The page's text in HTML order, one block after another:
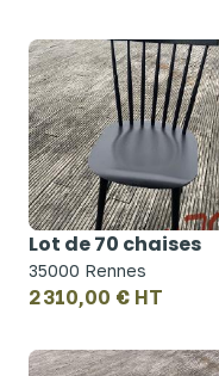
Lot de 70 chaises
35000 Rennes
2 310,00 € HT